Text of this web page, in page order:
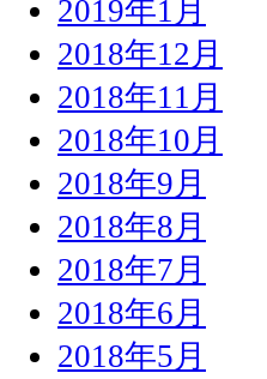
2019年1月
2018年12月
2018年11月
2018年10月
2018年9月
2018年8月
2018年7月
2018年6月
2018年5月